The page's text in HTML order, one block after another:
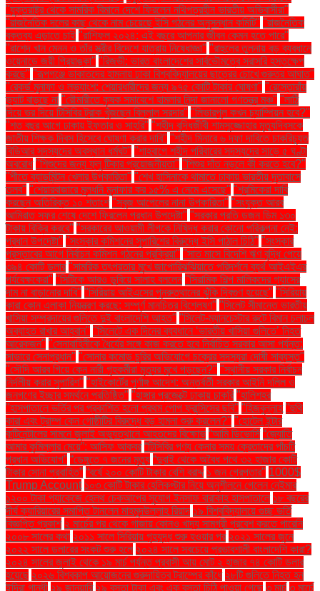
"যুক্তরাষ্ট্র থেকে সামরিক বিমানে দেশে ফিরলেন নথিপত্রহীন ভারতীয় অভিবাসীরা"
"রাজনৈতিক দলের কাছ থেকে নাম চেয়েছে ইসি গঠনের অনুসন্ধান কমিটি" "রাজনৈতিক
বক্তব্য এড়াতে চাই "রাশিফল ২০২৪: এই বছরে আপনার জীবন কেমন হতে পারে"
"রাশেদ খান মেনন ও তাঁর স্ত্রীর বিদেশে যাত্রায় নিষেধাজ্ঞা" "রাহুলের তুলনায় বড় ব্যবধানে
ওয়েনাডে জয়ী প্রিয়াঙ্কা" "রিজভী: ভারত বাংলাদেশের সার্বভৌমত্বে সরাসরি হস্তক্ষেপ
করছে" "রূপগঞ্জে ডাকাতদের হামলায় ঢাকা বিশ্ববিদ্যালয়ের ছাত্রের চোখে গুরুতর আঘাত"
"রেকর্ড মুনাফা ও লভ্যাংশ: শেয়ারধারীদের জন্য ৯৭৫ কোটি টাকার ঘোষণা" "রেস্তোরাঁয়
ভ্যাট বাড়ছে না "রৌমারীতে কৃষক সমাবেশে হামলার নিন্দা জানালো গণতন্ত্র মঞ্চ" "লাঠি
দিয়ে ভর দিয়ে টিসিবির ট্রাক খুঁজছেন বিল্লাল সরদার" "লিভারপুল কখন চ্যাম্পিয়ন হবে?"
"শত বছর আগে ঢাকায় ইফতার ও সাহ্‌রি" "শহীদ বুদ্ধিজীবী শামসুজ্জোহার মৃত্যুদিবসকে
জাতীয় শিক্ষক দিবস হিসেবে ঘোষণা করার দাবি" "শহীদ মিনারে ৬ দফা দাবিতে চাকরিচ্যুত
বিডিআর সদস্যদের অবস্থান ধর্মঘট" "শাহবাগে শহীদ পরিবারের সদস্যদের সাড়ে ৫ ঘণ্টা
অবরোধ "শিশুদের জন্য ফ্লু টিকার প্রয়োজনীয়তা" "শিশুর দাঁত নড়লে কী করতে হবে?"
"শীতে ব্যাডমিন্টন খেলার উপকারিতা" "শেখ হাসিনাকে থামাতে ঢাকায় ভারতীয় দূতাবাসে
তলব" "শেয়ারবাজারে মূলধনি মুনাফার কর ১৫% এ নেমে এসেছে" "শ্রমিকেরা দাবি
করছেন অতিরিক্ত ১০ শতাংশ "সবুজ আপেলের নানা উপকারিতা" "সংযুক্ত আরব
আমিরাত সফর শেষে দেশে ফিরলেন প্রধান উপদেষ্টা" "সরকার প্রতি ডজন ডিম ১৩০
টাকায় বিক্রি করবে" "সরকারের আওয়ামী লীগকে নিষিদ্ধ করার কোনো পরিকল্পনা নেই:
প্রধান উপদেষ্টা" "সংস্কার কমিশনের সুপারিশের বিরুদ্ধে ইসি পাঠাল চিঠি" "সংস্কার
প্রস্তাবের আগে নির্বাচন কমিশন গঠনের প্রক্রিয়া" "সাত মাসে বিদেশি ঋণ বৃদ্ধি পেয়ে
৩৯৪ কোটি ডলার "সামরিক তৎপরতার মুখে জাপোরিঝঝিয়াতে পরিদর্শনে ব্যর্থ আইএইএর
পর্যবেক্ষকেরা" "সিটিকে আরও ডুবিয়ে সালাহ বললেন "সিরামিক শিল্প মালিকদের গ্যাসের
দাম না বাড়ানোর দাবি" "সিরিয়ায় আইএসের পুনরুত্থানের ঝুঁকি দ্বিগুণ হয়েছে" "সিরিয়ায়
কারা কোন এলাকা নিয়ন্ত্রণ করছে: সম্পূর্ণ মানচিত্র বিশ্লেষণ" "সিলেট সীমান্তে ভারতীয়
খাসিয়া সম্প্রদায়ের গুলিতে দুই বাংলাদেশি আহত" "সিলেট-ম্যানচেস্টার রুটে বিমান চলাচল
অব্যাহত রাখার আহ্বান" "সিলেটে এক দিনের ব্যবধানে ‘ভারতীয় খাসিয়া গু‌লিতে’ নিহত
আরেকজন" "সেনাবাহিনীকে ধৈর্যের সঙ্গে কাজ করতে হবে নির্বাচিত সরকার আসা পর্যন্ত:
সাভারে সেনাপ্রধান" "সোনার কমোড চুরির অভিযোগে চক্রের সদস্যরা দোষী সাব্যস্ত"
"সৌদি আরব গিয়ে কেন নারী গৃহকর্মীরা মৃত্যুর মুখে পড়ছেন?" "স্থানীয় সরকার নির্বাচন
নির্দলীয় করার সুপারিশ" "হাইকোর্টের পূর্ণাঙ্গ আদেশ: অন্তর্বর্তী সরকার আইনি দলিল ও
জনগণের ইচ্ছার সমর্থনে প্রতিষ্ঠিত" "হাঙ্গার প্রজেক্টে ঢাকায় চাকরি "হালিশহর
"হাসপাতালে ভর্তির পর প্রকাশিত হলো প্রথম পোপ ফ্রান্সিসের ছবি" "হিজবুল্লাহ "হুথি
কারা এবং ট্রাম্প কেন গোষ্ঠীটির বিরুদ্ধে বড় হামলা শুরু করলেন?" "হোটেল ইন্টার
কন্টিনেন্টালের সামনে জুলাই অভ্যুত্থানে আহতদের বিক্ষোভ “আমি ডিভোর্সি “জ্যোতি
আমার কুমিল্লার মেয়ে”: আসিফ আকবর “টিসিবির পণ্য কেনার সময় ক্রেতাদের পাঁচটি
প্রধান অভিযোগ” “ডেঙ্গুতে ৭ জনের মৃত্যু “দুবাই থেকে অবৈধ পথে ৩২ হাজার কোটি
টাকার সোনা প্রবাহিত” “বর্ষে ২০০ কোটি টাকার বেশি বরাদ্দ ১ জন গ্রেপ্তার" 1000$
Trump Account ১০৩ কোটি টাকার হেলিকপ্টার নিয়ে অনুশীলনে গেলেন নেইমার
১২০০ টাকা প্যাকেজে হেলথ চেকআপের সুযোগ ইনসাফ বারাকাহ হাসপাতালে ১৮ বছরের
দীর্ঘ ক্যারিয়ারের সমাপ্তি টানলেন মাহমুদউল্লাহ রিয়াদ ১৯ বিশ্ববিদ্যালয়ে গুচ্ছ ভর্তি
বিজ্ঞপ্তি প্রকাশ ২ মার্চের পর থেকে গাজায় কোনও খাদ্য সামগ্রী প্রবেশ করতে পারেনি
২০০৮ সালের কথা ২০১১ সালে সিরিয়ায় গৃহযুদ্ধ শুরু হওয়ার পর ২০২১ সালের জুনে
২০২২ সালে ডলারের সংকট শুরু হলে ২০২৪ সালে সবচেয়ে প্রভাবশালী বাংলাদেশি কারা?
২০২৪ সালের জুলাই থেকে ১৯ মার্চ পর্যন্ত প্রবাসী আয় মোট ২ হাজার ৭৪ কোটি ডলার
হয়েছে ২০২৬ বিশ্বকাপ আয়োজনের গুরুদায়িত্ব ট্রাম্পের কাঁধে ২৮টি গুলিতে নিহত হন
ইন্দিরা গান্ধী ২৯ জানুয়ারি ২৯ বস্তা টাকা এবং এক বস্তা চিঠি পাওয়া গেছে ৩ মার্চ ৩ মার্চে